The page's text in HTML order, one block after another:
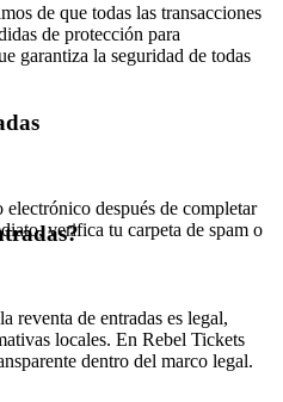
de que todas las transacciones
de protección para
garantiza la seguridad de todas
después de completar
verifica tu carpeta de spam o
reventa de entradas es legal,
locales. En Rebel Tickets
dentro del marco legal.